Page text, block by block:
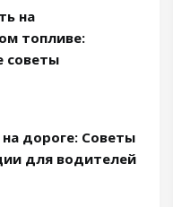
на
топливе:
советы
на дороге: Советы
для водителей